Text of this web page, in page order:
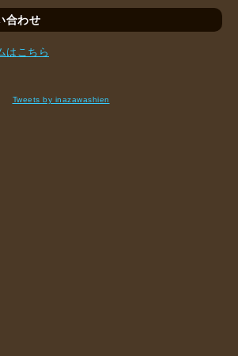
合わせ
はこちら
Tweets by inazawashien